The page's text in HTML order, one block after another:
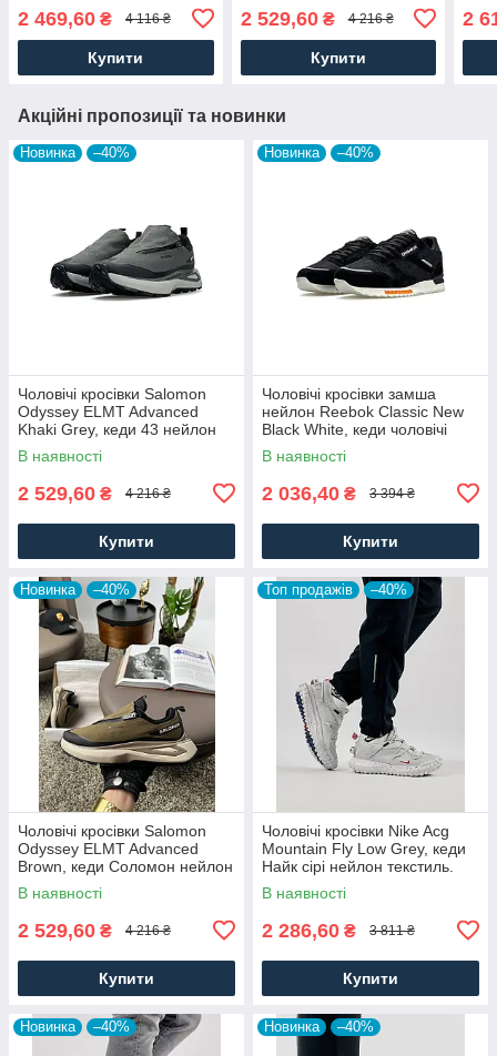
осінь. Чоловіче взуття
2 469,60 ₴ 4 116 ₴
Купити
бежеві. Чоловіче взуття
2 529,60₴ 4 216 ₴
Купити
2
Акційні пропозиції та новинки
Новинка –40%
Чоловічі кросівки Salomon
Odyssey ELMT Advanced
Khaki Grey, кеди 43 нейлон
текстиль, Чоловіче взуття
В наявності
2 529,60 ₴ 4 216 ₴
Купити
Новинка –40%
Чоловічі кросівки замша
нейлон Reebok Classic New
Black White, кеди чоловічі
Рибок чорні. Чоловіче взуття
В наявності
2 036,40 ₴ 3 394 ₴
Купити
Новинка –40%
Чоловічі кросівки Salomon
Odyssey ELMT Advanced
Brown, кеди Соломон нейлон
текстиль коричневі, Чоловіче
взуття
В наявності
2 529,60 ₴ 4 216 ₴
Купити
Топ продажів –40%
Чоловічі кросівки Nike Acg
Mountain Fly Low Grey, кеди
Найк сірі нейлон текстиль.
Чоловіче взуття
В наявності
2 286,60 ₴ 3 811 ₴
Купити
Новинка –40% Новинка –40%